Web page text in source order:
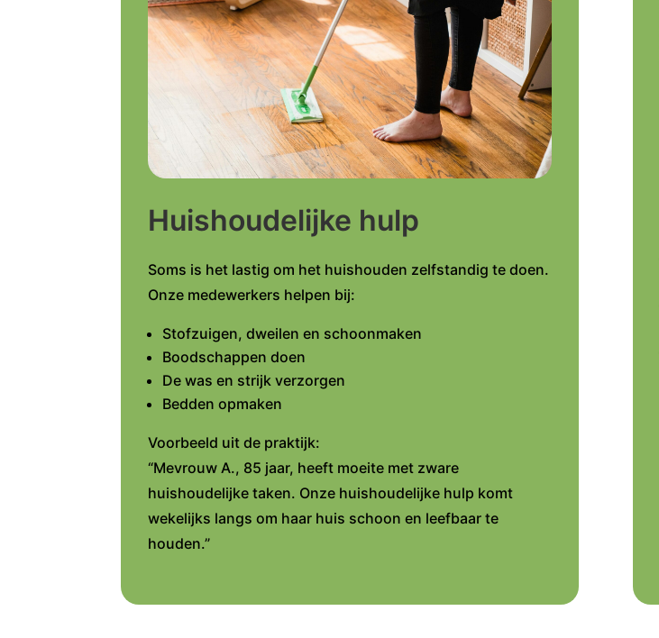
Huishoudelijke hulp
Soms is het lastig om het huishouden zelfstandig te doen.
Onze medewerkers helpen bij:
Stofzuigen, dweilen en schoonmaken
Boodschappen doen
De was en strijk verzorgen
Bedden opmaken
Voorbeeld uit de praktijk:
“Mevrouw A., 85 jaar, heeft moeite met zware
huishoudelijke taken. Onze huishoudelijke hulp komt
wekelijks langs om haar huis schoon en leefbaar te
houden.”